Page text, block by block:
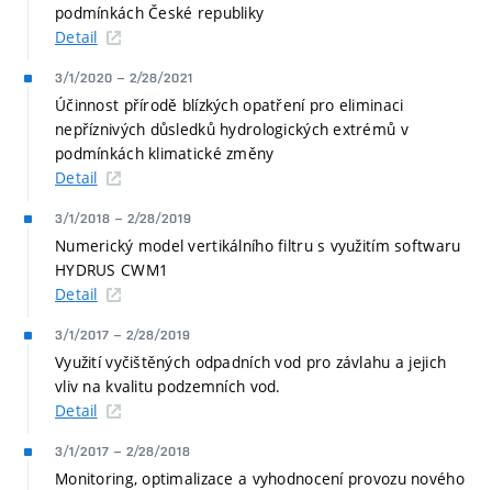
podmínkách České republiky
Detail
3/1/2020 – 2/28/2021
Účinnost přírodě blízkých opatření pro eliminaci
nepříznivých důsledků hydrologických extrémů v
podmínkách klimatické změny
Detail
3/1/2018 – 2/28/2019
Numerický model vertikálního filtru s využitím softwaru
HYDRUS CWM1
Detail
3/1/2017 – 2/28/2019
Využití vyčištěných odpadních vod pro závlahu a jejich
vliv na kvalitu podzemních vod.
Detail
3/1/2017 – 2/28/2018
Monitoring, optimalizace a vyhodnocení provozu nového